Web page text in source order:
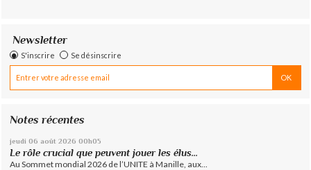
Newsletter
S'inscrire Se désinscrire
Notes récentes
jeudi 06 août 2026 00h05
Le rôle crucial que peuvent jouer les élus...
Au Sommet mondial 2026 de l’UNITE à Manille, aux...